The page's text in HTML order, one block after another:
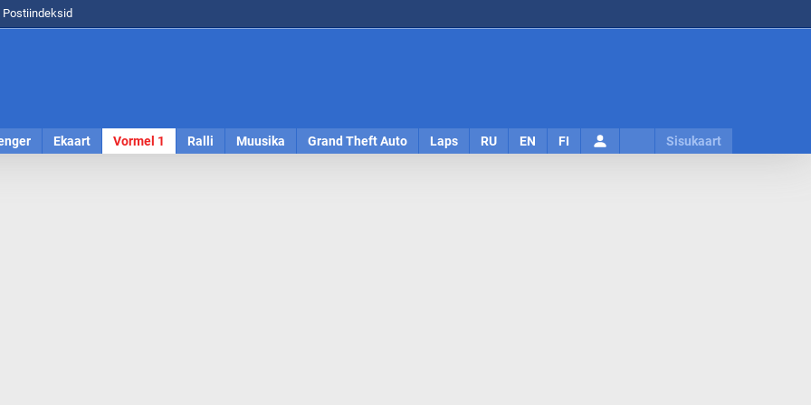
Postiindeksid
Ekaart Vormel 1 Ralli Muusika Grand Theft Auto Laps RU EN FI Sisukaart